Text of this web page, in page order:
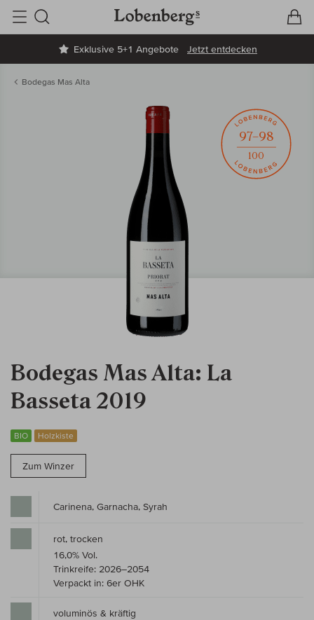
Exklusive 5+1 Angebote Jetzt entdecken
Suche
Bodegas Mas Alta
Bodegas Mas Alta: La
Basseta 2019
BIO Holzkiste
Zum Winzer
97–98
100
Carinena, Garnacha, Syrah
rot, trocken
16,0% Vol.
Trinkreife: 2026–2054
Verpackt in: 6er OHK
voluminös & kräftig